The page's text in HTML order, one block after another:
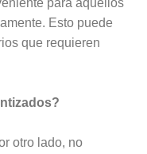
para aquellos
Esto puede
que requieren
otro lado, no